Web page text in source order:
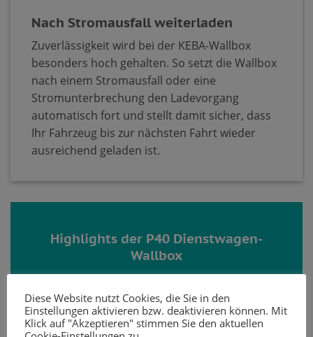
Nach Stromausfall weiterladen
Zuverlässigkeit wird bei der KEBA-Wallbox
besonders hoch gehalten. So setzt die Wallbox
nach einem Stromausfall oder eine
Stromunterbrechung den Ladevorgang
automatisch fort und stellt damit sicher, dass
Ihr Fahrzeug bis zur nächsten Fahrt wieder
ausreichend geladen ist.
Highlights der P40 Dienstwagen-
Wallbox
MID-Zähler: Kilowattstundengenau
Aufzeichnung des Ladestroms
Abrechnung der Ladekosten mit dem
Diese Website nutzt Cookies, die Sie in den
Einstellungen aktivieren bzw. deaktivieren können. Mit
Klick auf "Akzeptieren" stimmen Sie den aktuellen